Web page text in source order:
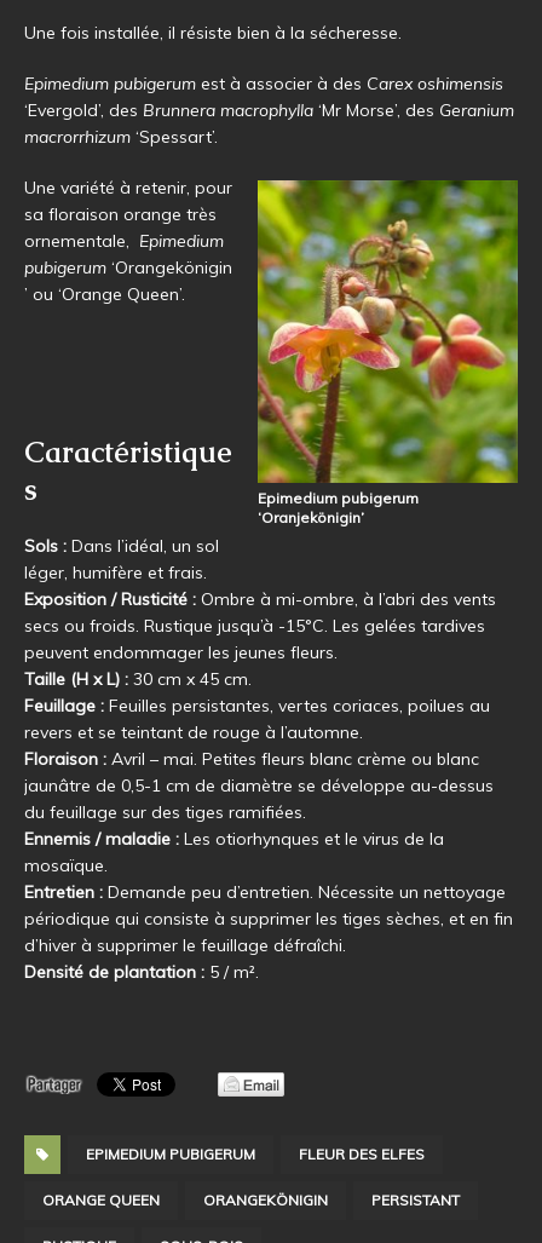
Une fois installée, il résiste bien à la sécheresse.
Epimedium pubigerum est à associer à des Carex oshimensis
‘Evergold’, des Brunnera macrophylla ‘Mr Morse’, des Geranium
macrorrhizum ‘Spessart’.
Epimedium pubigerum
‘Oranjekönigin’
Une variété à retenir, pour
sa floraison orange très
ornementale, Epimedium
pubigerum ‘Orangekönigin
’ ou ‘Orange Queen’.
Caractéristique
s
Sols : Dans l’idéal, un sol
léger, humifère et frais.
Exposition / Rusticité : Ombre à mi-ombre, à l’abri des vents
secs ou froids. Rustique jusqu’à -15°C. Les gelées tardives
peuvent endommager les jeunes fleurs.
Taille (H x L) : 30 cm x 45 cm.
Feuillage : Feuilles persistantes, vertes coriaces, poilues au
revers et se teintant de rouge à l’automne.
Floraison : Avril – mai. Petites fleurs blanc crème ou blanc
jaunâtre de 0,5-1 cm de diamètre se développe au-dessus
du feuillage sur des tiges ramifiées.
Ennemis / maladie : Les otiorhynques et le virus de la
mosaïque.
Entretien : Demande peu d’entretien. Nécessite un nettoyage
périodique qui consiste à supprimer les tiges sèches, et en fin
d’hiver à supprimer le feuillage défraîchi.
Densité de plantation : 5 / m².
EPIMEDIUM PUBIGERUM FLEUR DES ELFES
ORANGE QUEEN ORANGEKÖNIGIN PERSISTANT